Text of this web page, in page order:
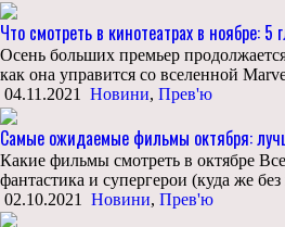
Что смотреть в кинотеатрах в ноябре:
Осень больших премьер
как она управится со вселенной
04.11.2021
Новини, Прев'ю
Самые ожидаемые фильмы октября:
Какие фильмы смотреть в октябре
фантастика и супергерои (куда же
02.10.2021
Новини, Прев'ю